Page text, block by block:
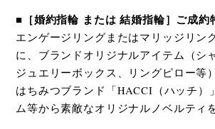
■［婚約指輪 または 結婚指輪］ご成約
エンゲージリングまたはマリッジリン
に、ブランドオリジナルアイテム（シ
ジュエリーボックス、リングピロー等
はちみつブランド「HACCI（ハッチ）
ム等から素敵なオリジナルノベルティ